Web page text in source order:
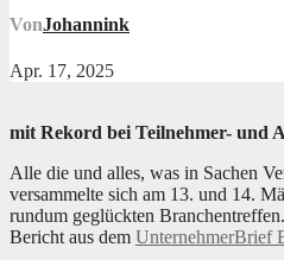
VonJohannink
Apr. 17, 2025
mit Rekord bei Teilnehmer- und
Alle die und alles, was in Sachen
versammelte sich am 13. und 14.
rundum geglückten
Bericht aus dem UnternehmerBrief